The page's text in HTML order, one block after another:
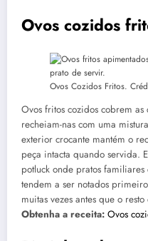
Ovos cozidos
Ovos Cozidos Fritos.
Ovos fritos cozidos cobrem
recheiam-nas com uma
exterior crocante mantém o
peça intacta quando servida.
potluck onde pratos
tendem a ser notados
muitas vezes antes que o
Obtenha a receita: Ovos